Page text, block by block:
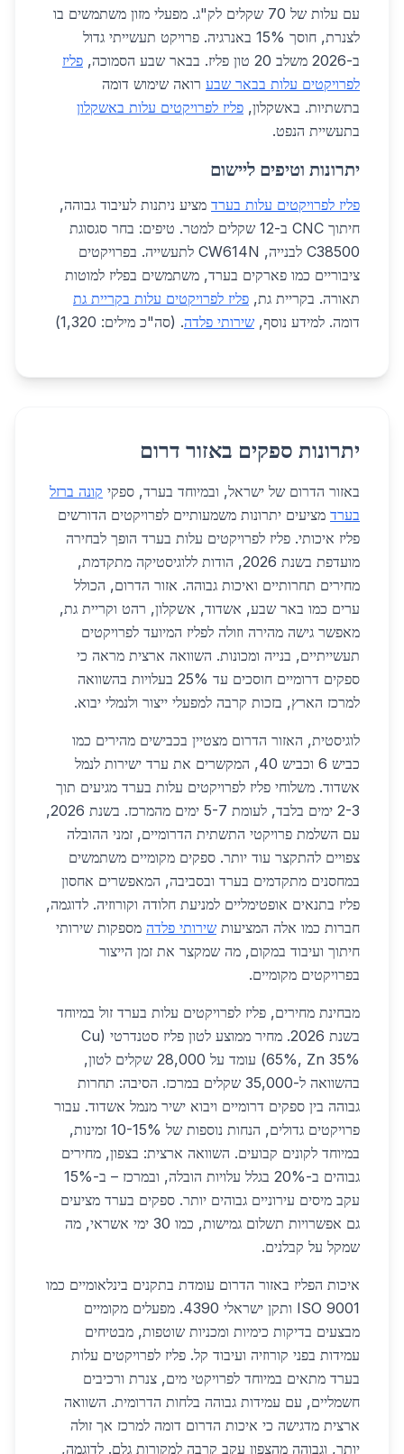
עם עלות של 70 שקלים לק"ג. מפעלי מזון משתמשים בו
לצנרת, חוסך 15% באנרגיה. פרויקט תעשייתי גדול
ב-2026 משלב 20 טון פליז. בבאר שבע הסמוכה,
פליז
לפרויקטים עלות בבאר שבע רואה שימוש דומה
בתשתיות. באשקלון, פליז לפרויקטים עלות באשקלון
בתעשיית הנפט.
יתרונות וטיפים ליישום
פליז לפרויקטים עלות בערד מציע ניתנות לעיבוד גבוהה,
חיתוך CNC ב-12 שקלים למטר. טיפים: בחר סגסוגת
C38500 לבנייה, CW614N לתעשייה. בפרויקטים
ציבוריים כמו פארקים בערד, משתמשים בפליז למוטות
תאורה. בקריית גת, פליז לפרויקטים עלות בקריית גת
דומה. למידע נוסף, שירותי פלדה. (סה"כ מילים: 1,320)
יתרונות ספקים באזור דרום
באזור הדרום של ישראל, ובמיוחד בערד, ספקי קונה ברזל
בערד מציעים יתרונות משמעותיים לפרויקטים הדורשים
פליז איכותי. פליז לפרויקטים עלות בערד הופך לבחירה
מועדפת בשנת 2026, הודות ללוגיסטיקה מתקדמת,
מחירים תחרותיים ואיכות גבוהה. אזור הדרום, הכולל
ערים כמו באר שבע, אשדוד, אשקלון, רהט וקריית גת,
מאפשר גישה מהירה וזולה לפליז המיועד לפרויקטים
תעשייתיים, בנייה ומכונות. השוואה ארצית מראה כי
ספקים דרומיים חוסכים עד 25% בעלויות בהשוואה
למרכז הארץ, בזכות קרבה למפעלי ייצור ולנמלי יבוא.
לוגיסטית, האזור הדרום מצטיין בכבישים מהירים כמו
כביש 6 וכביש 40, המקשרים את ערד ישירות לנמל
אשדוד. משלוחי פליז לפרויקטים עלות בערד מגיעים תוך
2-3 ימים בלבד, לעומת 5-7 ימים מהמרכז. בשנת 2026,
עם השלמת פרויקטי התשתית הדרומיים, זמני ההובלה
צפויים להתקצר עוד יותר. ספקים מקומיים משתמשים
במחסנים מתקדמים בערד ובסביבה, המאפשרים אחסון
פליז בתנאים אופטימליים למניעת חלודה וקורוזיה. לדוגמה,
חברות כמו אלה המציעות שירותי פלדה מספקות שירותי
חיתוך ועיבוד במקום, מה שמקצר את זמן הייצור
בפרויקטים מקומיים.
מבחינת מחירים, פליז לפרויקטים עלות בערד זול במיוחד
בשנת 2026. מחיר ממוצע לטון פליז סטנדרטי (Cu
65%, Zn 35%) עומד על 28,000 שקלים לטון,
בהשוואה ל-35,000 שקלים במרכז. הסיבה: תחרות
גבוהה בין ספקים דרומיים ויבוא ישיר מנמל אשדוד. עבור
פרויקטים גדולים, הנחות נוספות של 10-15% זמינות,
במיוחד לקונים קבועים. השוואה ארצית: בצפון, מחירים
גבוהים ב-20% בגלל עלויות הובלה, ובמרכז – ב-15%
עקב מיסים עירוניים גבוהים יותר. ספקים בערד מציעים
גם אפשרויות תשלום גמישות, כמו 30 ימי אשראי, מה
שמקל על קבלנים.
איכות הפליז באזור הדרום עומדת בתקנים בינלאומיים כמו
ISO 9001 ותקן ישראלי 4390. מפעלים מקומיים
מבצעים בדיקות כימיות ומכניות שוטפות, מבטיחים
עמידות בפני קורוזיה ועיבוד קל. פליז לפרויקטים עלות
בערד מתאים במיוחד לפרויקטי מים, צנרת ורכיבים
חשמליים, עם עמידות גבוהה בלחות הדרומית. השוואה
ארצית מדגישה כי איכות הדרום דומה למרכז אך זולה
יותר, וגבוהה מהצפון עקב קרבה למקורות גלם. לדוגמה,